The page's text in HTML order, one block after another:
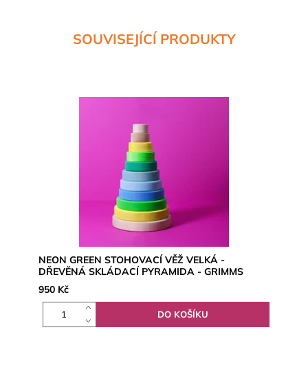
SOUVISEJÍCÍ PRODUKTY
NEON GREEN STOHOVACÍ VĚŽ VELKÁ -
DŘEVĚNÁ SKLÁDACÍ PYRAMIDA - GRIMMS
950 Kč